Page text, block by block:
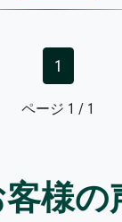
1
ページ 1 / 1
客様の